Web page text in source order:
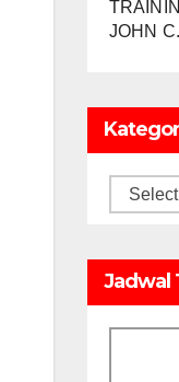
JOHN
Kategori
Jadwal